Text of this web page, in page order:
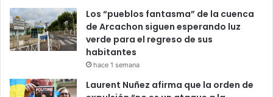
Los “pueblos fantasma” de la cuenca
de Arcachon siguen esperando luz
verde para el regreso de sus
habitantes
hace 1 semana
Laurent Nuñez afirma que la orden de